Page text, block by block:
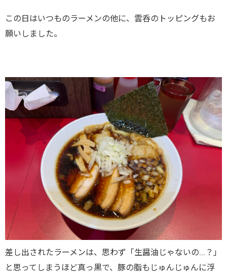
この日はいつものラーメンの他に、雲呑のトッピングもお
願いしました。
差し出されたラーメンは、思わず「生醤油じゃないの…？」
と思ってしまうほど真っ黒で、豚の脂もじゅんじゅんに浮